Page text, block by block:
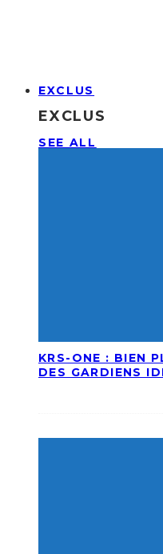
EXCLUS
EXCLUS
SEE ALL
KRS-ONE : BIEN
DES GARDIENS